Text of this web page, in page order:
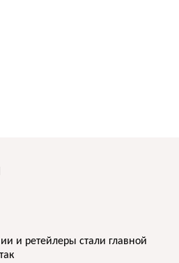
и ретейлеры стали главной